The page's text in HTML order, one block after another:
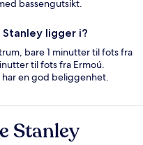
bassengutsikt.
ligger i?
bare 1 minutter til fots fra
til fots fra Ermoú.
en god beliggenhet.
Stanley